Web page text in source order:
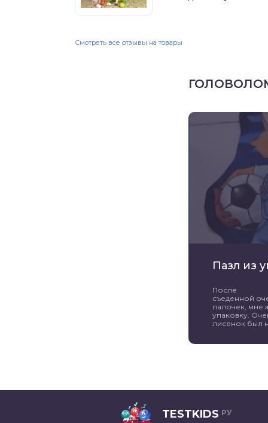
Смотреть все отзывы на товары
Пазл из
После
съеденной
палочек, мне
упаковку.
лисенок был
TESTKIDS РУ